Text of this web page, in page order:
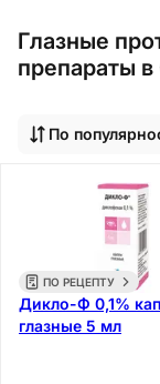
Глазные
препараты
По
ПО РЕЦЕПТУ
Дикло-Ф 0,1%
глазные 5 мл